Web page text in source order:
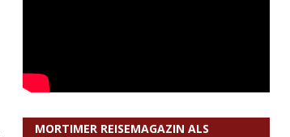
MORTIMER REISEMAGAZIN ALS